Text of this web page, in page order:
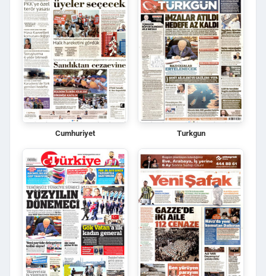
Cumhuriyet Turkgun